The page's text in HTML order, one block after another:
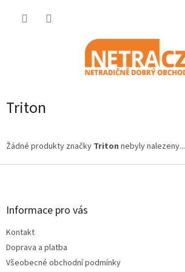
Triton
Žádné produkty značky Triton nebyly nalezeny...
Z
Informace pro vás
Kontakt
Doprava a platba
Všeobecné obchodní podmínky